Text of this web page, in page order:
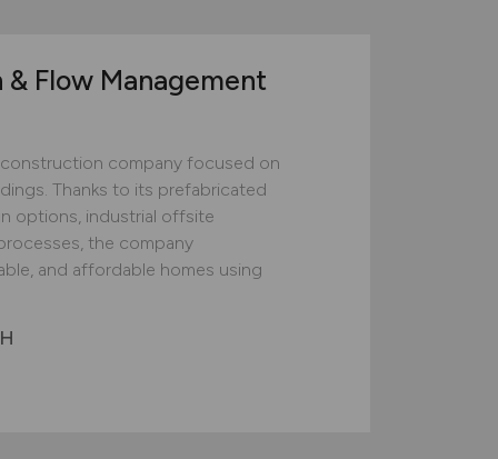
Flow Management
company focused on
Thanks to its prefabricated
options, industrial offsite
the company
and affordable homes using